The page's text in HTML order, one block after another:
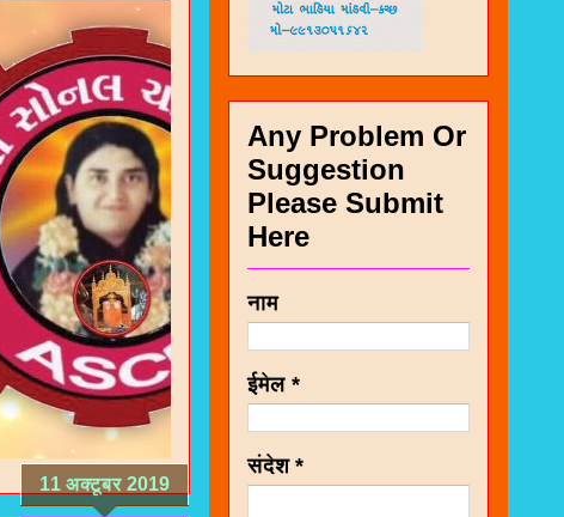
11 अक्टूबर 2019
Any Problem Or
Suggestion
Please Submit
Here
नाम
ईमेल *
संदेश *